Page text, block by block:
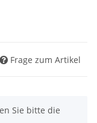
Frage zum Artikel
Sie bitte die